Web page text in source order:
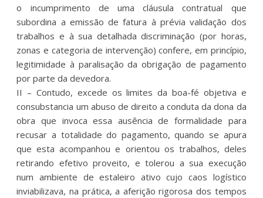
o incumprimento de uma cláusula contratual que
subordina a emissão de fatura à prévia validação dos
trabalhos e à sua detalhada discriminação (por horas,
zonas e categoria de intervenção) confere, em princípio,
legitimidade à paralisação da obrigação de pagamento
por parte da devedora.
II – Contudo, excede os limites da boa-fé objetiva e
consubstancia um abuso de direito a conduta da dona da
obra que invoca essa ausência de formalidade para
recusar a totalidade do pagamento, quando se apura
que esta acompanhou e orientou os trabalhos, deles
retirando efetivo proveito, e tolerou a sua execução
num ambiente de estaleiro ativo cujo caos logístico
inviabilizava, na prática, a aferição rigorosa dos tempos